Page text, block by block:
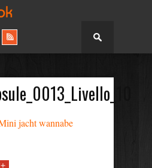
jacht wannabe